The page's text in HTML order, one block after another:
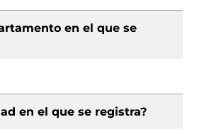
en el que se
en el que se registra?